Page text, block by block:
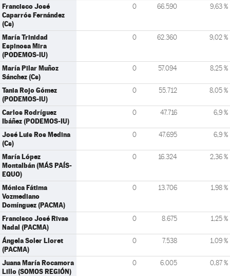
Francisco José
Caparrós Fernández
(Cs)
0 66.590 9,63 %
María Trinidad
Espinosa Mira
(PODEMOS-IU)
0 62.360 9,02 %
María Pilar Muñoz
Sánchez (Cs)
0 57.094 8,25 %
Tania Rojo Gómez
(PODEMOS-IU)
0 55.712 8,05 %
Carlos Rodríguez
Ibáñez (PODEMOS-IU)
0 47.716 6,9 %
José Luis Ros Medina
(Cs)
0 47.695 6,9 %
María López
Montalbán (MÁS PAÍS-
EQUO)
0 16.324 2,36 %
Mónica Fátima
Vozmediano
Domínguez (PACMA)
0 13.706 1,98 %
Francisco José Rivas
Nadal (PACMA)
0 8.675 1,25 %
Ángela Soler Lloret
(PACMA)
0 7.538 1,09 %
Juana María Rocamora
Lillo (SOMOS REGIÓN)
0 6.005 0,87 %